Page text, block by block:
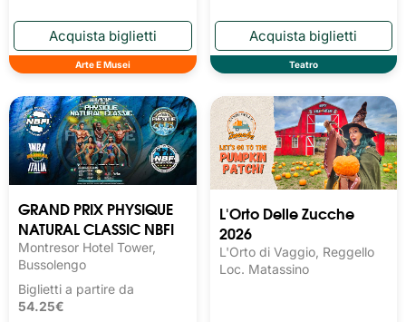
Arte E Musei Teatro
GRAND PRIX PHYSIQUE
NATURAL CLASSIC NBFI
Montresor Hotel Tower,
Bussolengo
Biglietti a partire da
54.25€
L'Orto Delle Zucche
2026
L'Orto di Vaggio, Reggello
Loc. Matassino